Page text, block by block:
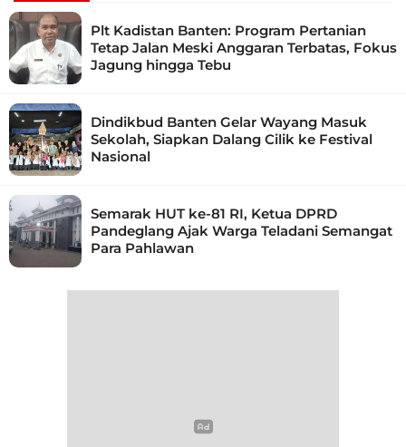
Plt Kadistan Banten: Program Pertanian
Tetap Jalan Meski Anggaran Terbatas, Fokus
Jagung hingga Tebu
Dindikbud Banten Gelar Wayang Masuk
Sekolah, Siapkan Dalang Cilik ke Festival
Nasional
Semarak HUT ke-81 RI, Ketua DPRD
Pandeglang Ajak Warga Teladani Semangat
Para Pahlawan